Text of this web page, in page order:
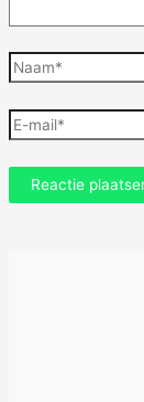
Naam*
E-
mail*